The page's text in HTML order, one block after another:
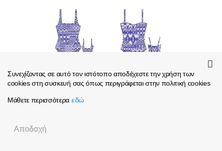
Συνεχίζοντας σε αυτό τον ιστότοπο αποδέχεστε την χρήση των
cookies στη συσκευή σας όπως περιγράφεται στην πολιτική cookies
Μάθετε περισσότερα εδώ
Αποδοχή